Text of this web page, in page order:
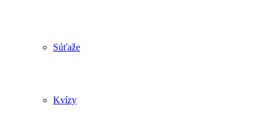
Súťaže
Kvízy